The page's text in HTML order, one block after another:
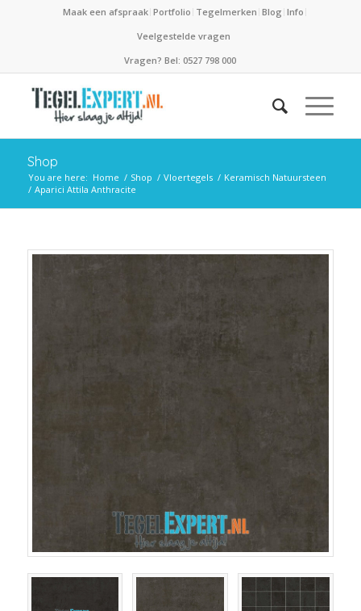
Maak een afspraak Portfolio Tegelmerken Blog Info
Veelgestelde vragen
Vragen? Bel: 0527 798 000
Shop
You are here: Home / Shop / Vloertegels / Keramisch Natuursteen
/ Aparici Attila Anthracite